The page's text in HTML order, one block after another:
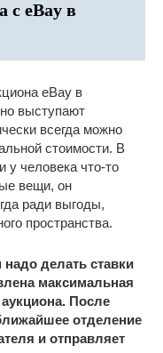
с eBay в
eBay в
выступают
всегда можно
стоимости. В
у человека что-то
вещи, он
ради выгоды,
пространства.
делать ставки
максимальная
После
отделение
и отправляет